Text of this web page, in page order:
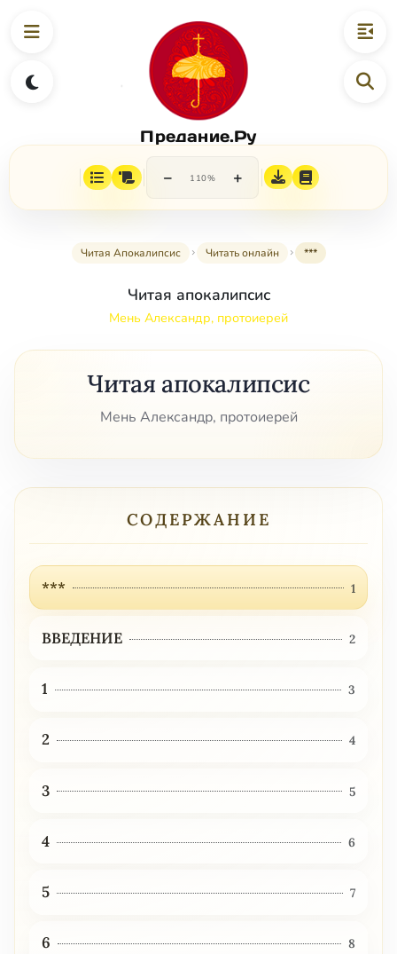
Предание.Ру
− 110% +
Читая Апокалипсис Читать онлайн ***
Читая апокалипсис
Мень Александр, протоиерей
Читая апокалипсис
Мень Александр, протоиерей
СОДЕРЖАНИЕ
*** 1
ВВЕДЕНИЕ 2
1 3
2 4
3 5
4 6
5 7
6 8